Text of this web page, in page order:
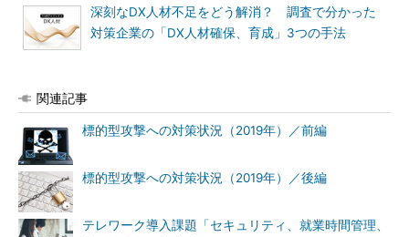
深刻なDX人材不足をどう解消？ 調査で分かった
対策企業の「DX人材確保、育成」3つの手法
関連記事
標的型攻撃への対策状況（2019年）／前編
標的型攻撃への対策状況（2019年）／後編
テレワーク導入課題「セキュリティ、就業時間管理、